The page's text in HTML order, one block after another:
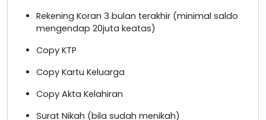
Rekening Koran 3 bulan terakhir (minimal saldo
mengendap 20juta keatas)
Copy KTP
Copy Kartu Keluarga
Copy Akta Kelahiran
Surat Nikah (bila sudah menikah)